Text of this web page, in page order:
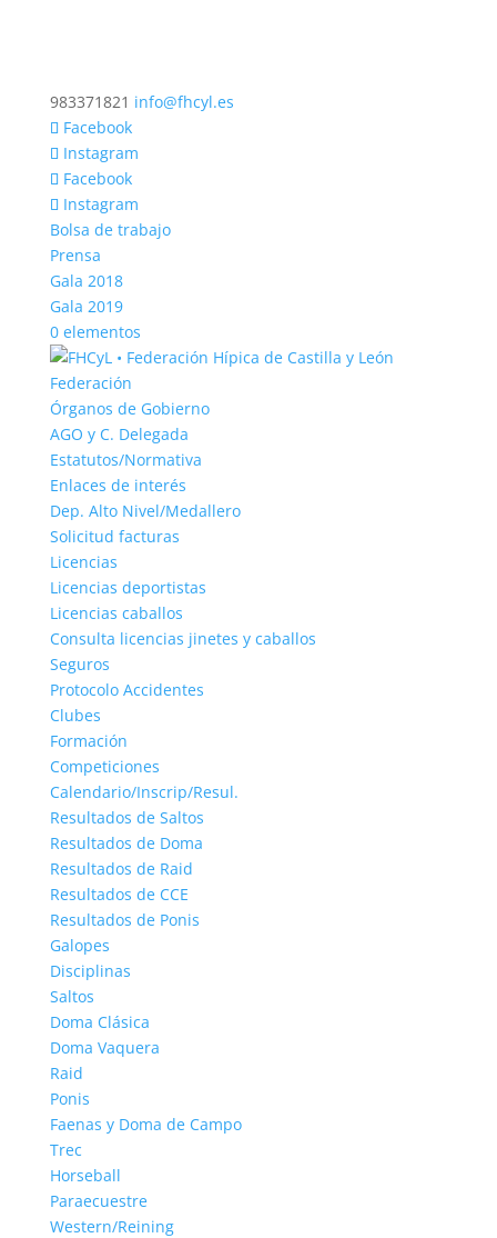
983371821 info@fhcyl.es
Facebook
Instagram
Facebook
Instagram
Bolsa de trabajo
Prensa
Gala 2018
Gala 2019
0 elementos
Federación
Órganos de Gobierno
AGO y C. Delegada
Estatutos/Normativa
Enlaces de interés
Dep. Alto Nivel/Medallero
Solicitud facturas
Licencias
Licencias deportistas
Licencias caballos
Consulta licencias jinetes y caballos
Seguros
Protocolo Accidentes
Clubes
Formación
Competiciones
Calendario/Inscrip/Resul.
Resultados de Saltos
Resultados de Doma
Resultados de Raid
Resultados de CCE
Resultados de Ponis
Galopes
Disciplinas
Saltos
Doma Clásica
Doma Vaquera
Raid
Ponis
Faenas y Doma de Campo
Trec
Horseball
Paraecuestre
Western/Reining